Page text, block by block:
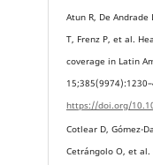
Atun R, De
T, Frenz P, et al.
coverage in Latin
https://doi.org/
Cotlear D, Gómez-
Cetrángolo O, et